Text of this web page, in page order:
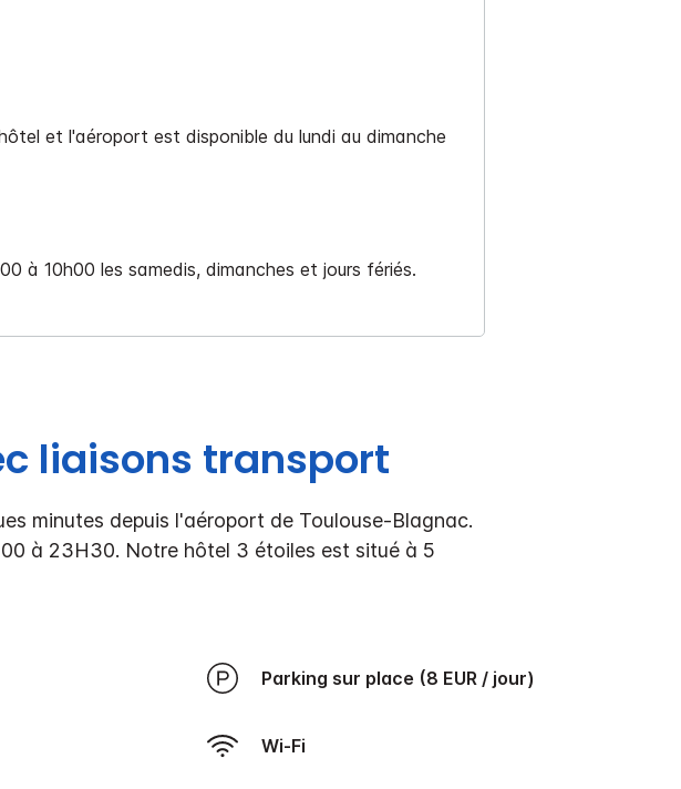
et l'aéroport est disponible du lundi au dimanche
à 10h00 les samedis, dimanches et jours fériés.
liaisons transport
minutes depuis l'aéroport de Toulouse-Blagnac.
à 23H30. Notre hôtel 3 étoiles est situé à 5
Parking sur place (8 EUR / jour)
Wi-Fi